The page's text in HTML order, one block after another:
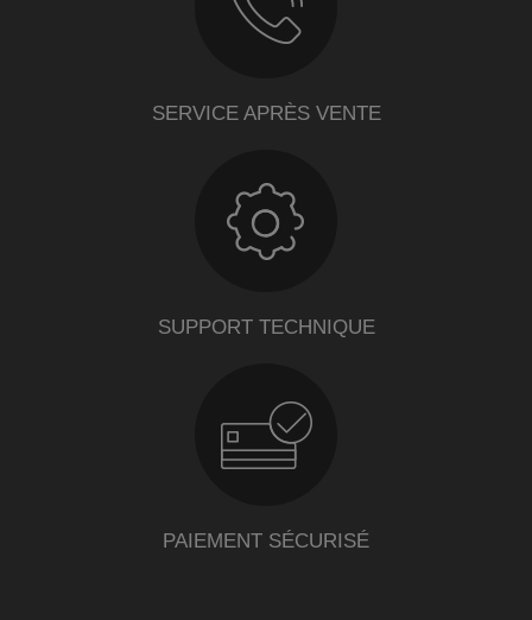
SERVICE APRÈS VENTE
SUPPORT TECHNIQUE
PAIEMENT SÉCURISÉ